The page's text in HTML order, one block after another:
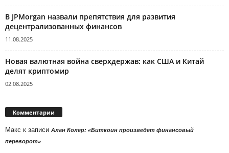
В JPMorgan назвали препятствия для развития
децентрализованных финансов
11.08.2025
Новая валютная война сверхдержав: как США и Китай
делят криптомир
02.08.2025
Комментарии
Макс к записи Алан Колер: «Биткоин произведет финансовый
переворот»